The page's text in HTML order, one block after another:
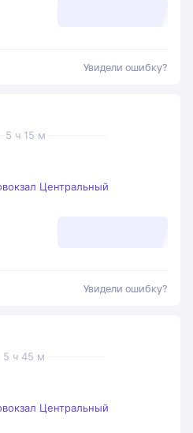
Увидели ошибку?
5 ч 15 м
Центральный
Увидели ошибку?
5 ч 45 м
Центральный